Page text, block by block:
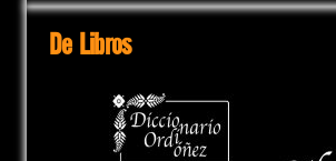
De Libros